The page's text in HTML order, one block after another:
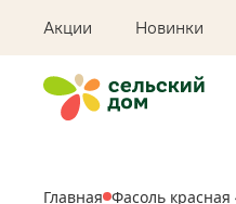
Акции Новинки
Главная Фасоль красная